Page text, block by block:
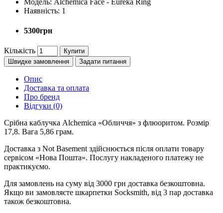
Модель: Alchemica Face - Eureka Ring
Наявність: 1
5300грн
Кількість
Купити
Швидке замовлення
Задати питання
Опис
Доставка та оплата
Про бренд
Відгуки (0)
Срібна каблучка Alchemica «Обличчя» з флюоритом. Розмір
17,8. Вага 5,86 грам.
Доставка з Not Basement здійснюється після оплати товару
сервісом «Нова Пошта». Послугу накладеного платежу не
практикуємо.
Для замовлень на суму від 3000 грн доставка безкоштовна.
Якщо ви замовляєте шкарпетки Socksmith, від 3 пар доставка
також безкоштовна.